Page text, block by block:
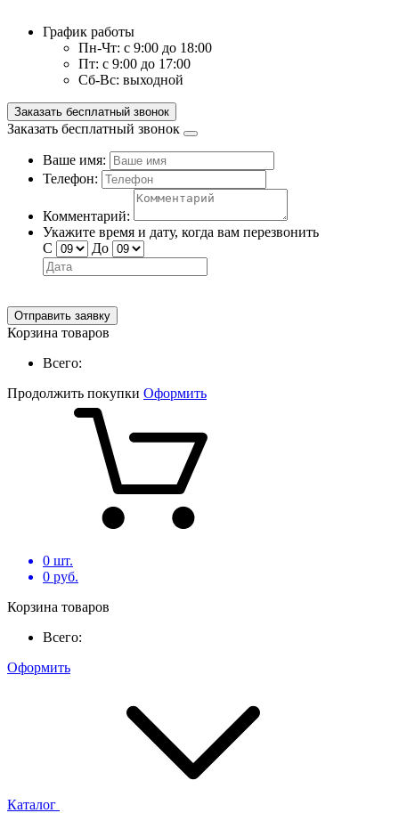
График работы
Пн-Чт: с 9:00 до 18:00
Пт: с 9:00 до 17:00
Сб-Вс: выходной
Заказать бесплатный звонок
Заказать бесплатный звонок
Ваше имя:
Телефон:
Комментарий:
Укажите время и дату, когда вам перезвонить
С
До
Отправить заявку
Корзина товаров
Всего:
Продолжить покупки Оформить
0 шт.
0 руб.
Корзина товаров
Всего:
Оформить
Каталог